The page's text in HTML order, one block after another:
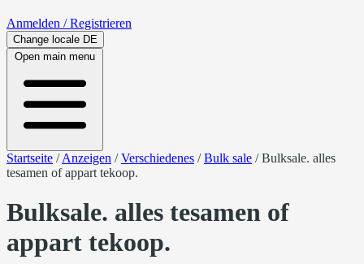
Anmelden / Registrieren
Change locale DE
Open main menu
Startseite /Anzeigen /Verschiedenes /Bulk sale /Bulksale. alles
tesamen of appart tekoop.
Bulksale. alles tesamen of
appart tekoop.